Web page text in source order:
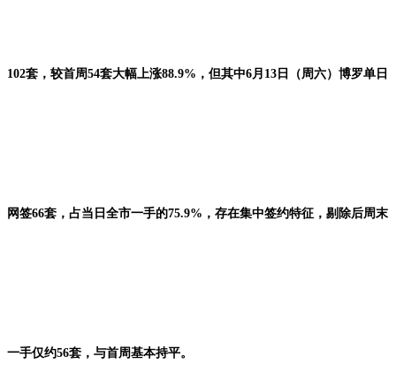
102套，较首周54套大幅上涨88.9%，但其中6月13日（周六）博罗单日
网签66套，占当日全市一手的75.9%，存在集中签约特征，剔除后周末
一手仅约56套，与首周基本持平。